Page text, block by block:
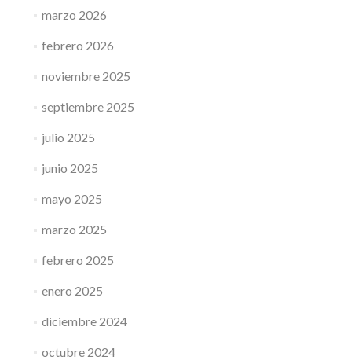
marzo 2026
febrero 2026
noviembre 2025
septiembre 2025
julio 2025
junio 2025
mayo 2025
marzo 2025
febrero 2025
enero 2025
diciembre 2024
octubre 2024